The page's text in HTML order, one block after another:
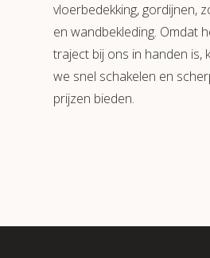
vloerbedekking, gordijnen,
en wandbekleding. Omdat
traject bij ons in handen is,
we snel schakelen en
prijzen bieden.